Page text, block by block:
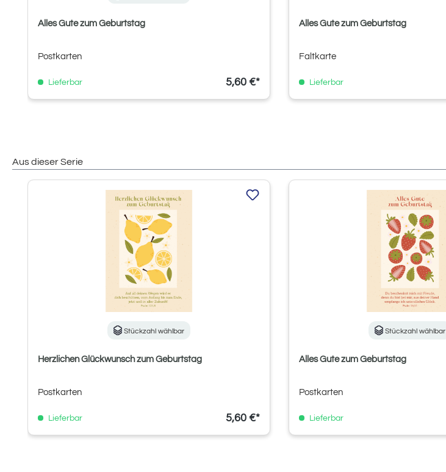
Alles Gute zum Geburtstag
Postkarten
Lieferbar 5,60 €*
Alles Gute zum Geburtstag
Faltkarte
Lieferbar
Aus dieser Serie
Produktgalerie überspringen
Stückzahl wählbar
Herzlichen Glückwunsch zum Geburtstag
Postkarten
Lieferbar 5,60 €*
Stückzahl wählbar
Alles Gute zum Geburtstag
Postkarten
Lieferbar